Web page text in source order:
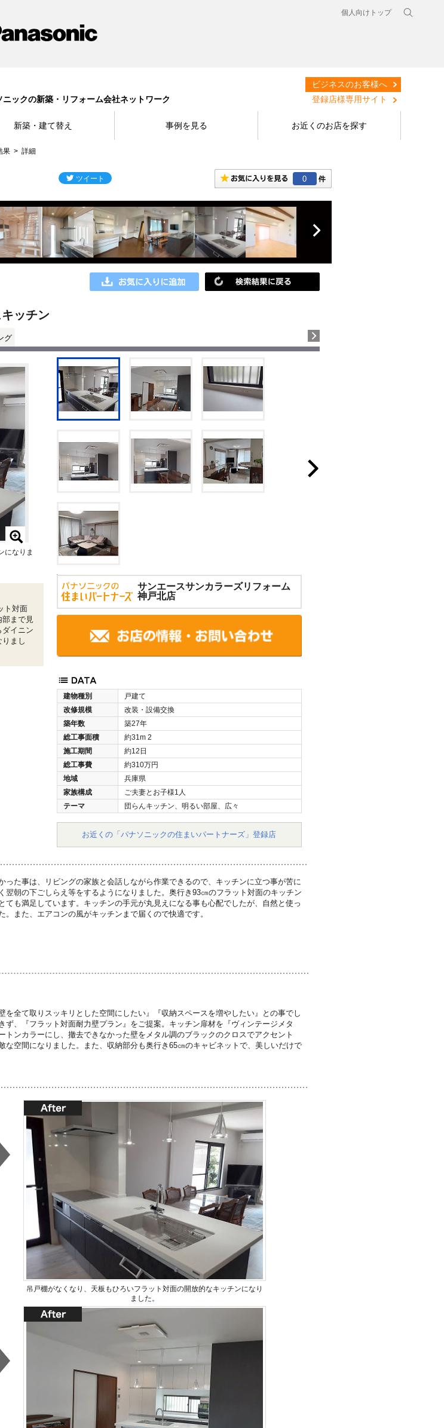
個人向けトップ
ニックの新築・リフォーム会社ネットワーク
ビジネスのお客様へ
登録店様専用サイト
新築・建て替え 事例を見る お近くのお店を探す
果 詳細
0
ッチン
グ
サンエースサンカラーズリフォーム
神戸北店
建物種別
戸建て
改修規模
改装・設備交換
築年数
築27年
総工事面積
約31m 2
施工期間
約12日
総工事費
約310万円
地域
兵庫県
家族構成
ご夫妻とお子様1人
テーマ
団らんキッチン、明るい部屋、広々
お近くの「パナソニックの住まいパートナーズ」登録店
になりま
ト対面
まで見
ダイニン
まし
った事は、リビングの家族と会話しながら作業できるので、キッチンに立つ事が苦に
翌朝の下ごしらえ等をするようになりました。奥行き93㎝のフラット対面のキッチン
ても満足しています。キッチンの手元が丸見えになる事も心配でしたが、自然と使っ
また、エアコンの風がキッチンまで届くので快適です。
を全て取りスッキリとした空間にしたい』『収納スペースを増やしたい』との事でし
ず、『フラット対面耐力壁プラン』をご提案。キッチン扉材を『ヴィンテージメタ
トンカラーにし、撤去できなかった壁をメタル調のブラックのクロスでアクセント
な空間になりました。また、収納部分も奥行き65㎝のキャビネットで、美しいだけで
吊戸棚がなくなり、天板もひろいフラット対面の開放的なキッチンになり
ました。